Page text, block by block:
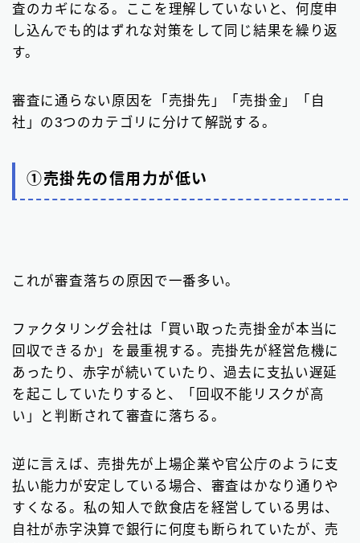
査のカギになる。ここを理解していないと、何度申
し込んでも的はずれな対策をして同じ結果を繰り返
す。
審査に通らない原因を「売掛先」「売掛金」「自
社」の3つのカテゴリに分けて解説する。
①売掛先の信用力が低い
これが審査落ちの原因で一番多い。
ファクタリング会社は「買い取った売掛金が本当に
回収できるか」を最重視する。売掛先が経営危機に
あったり、赤字が続いていたり、過去に支払い遅延
を起こしていたりすると、「回収不能リスクが高
い」と判断されて審査に落ちる。
逆に言えば、売掛先が上場企業や官公庁のように支
払い能力が安定している場合、審査はかなり通りや
すくなる。私の知人で飲食店を経営している男は、
自社が赤字決算で銀行に何度も断られていたが、売